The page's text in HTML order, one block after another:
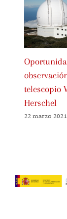
telescopio
Herschel
22 marzo 2021